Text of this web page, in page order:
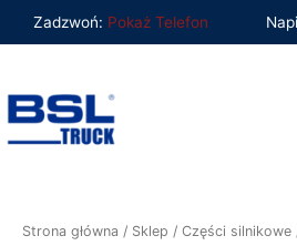
Zadzwoń: Pokaż Telefon
Strona główna / Sklep / Części silnikowe